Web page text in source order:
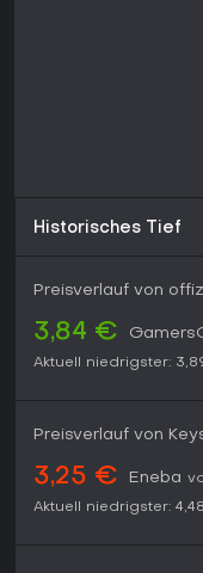
Historisches Tief
Preisverlauf von
3,84 €
Aktuell niedrigster:
Preisverlauf von
3,25 € Eneba
Aktuell niedrigster: